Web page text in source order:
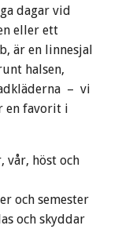
dagar vid
eller ett
är en linnesjal
halsen,
– vi
en favorit i
vår, höst och
och semester
och skyddar